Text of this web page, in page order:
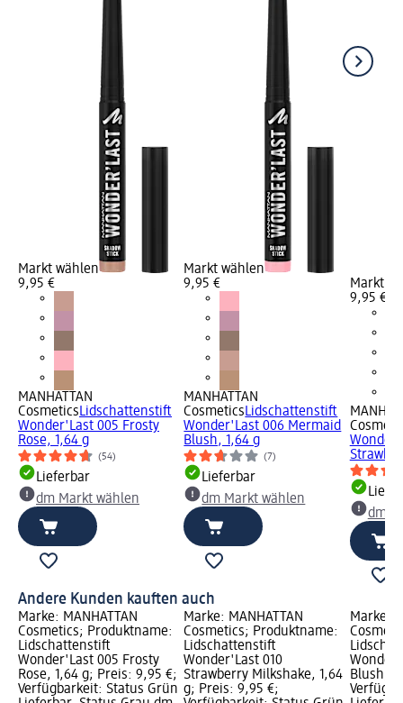
Markt wählen
9,95 €
MANHATTAN
CosmeticsLidschattenstift
Wonder'Last 005 Frosty
Rose, 1,64 g
(54)
Lieferbar
dm Markt wählen
Markt wählen
9,95 €
MANHATTAN
CosmeticsLidschattenstift
Wonder'Last 006 Mermaid
Blush, 1,64 g
(7)
Lieferbar
dm Markt wählen
Markt
9,95 €
dm
Andere Kunden kauften auch
Marke: MANHATTAN
Cosmetics; Produktname:
Lidschattenstift
Wonder'Last 005 Frosty
Rose, 1,64 g; Preis: 9,95 €;
Verfügbarkeit: Status Grün
Marke: MANHATTAN
Cosmetics; Produktname:
Lidschattenstift
Wonder'Last 010
Strawberry Milkshake, 1,64
g; Preis: 9,95 €;
Marke:
Blush,